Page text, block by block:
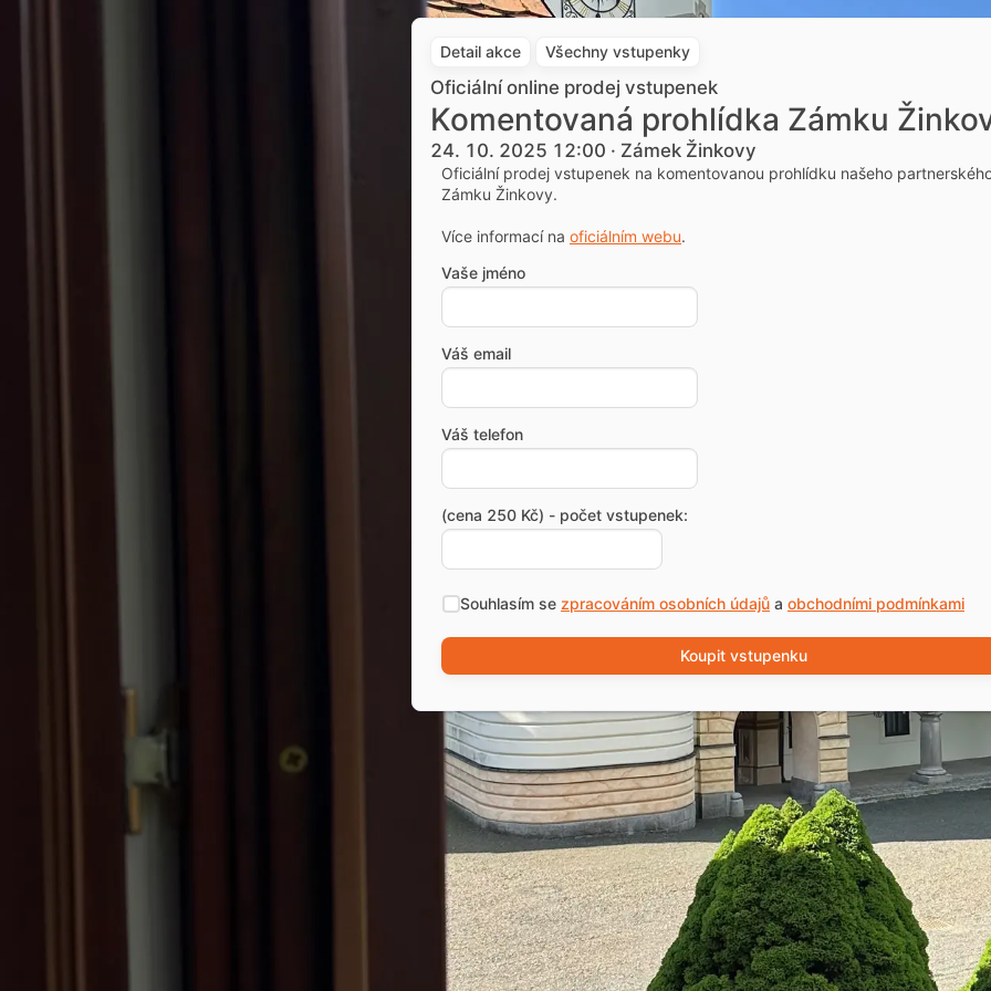
Detail akce Všechny vstupenky
Oficiální online prodej vstupenek
Komentovaná prohlídka Zámku
24. 10. 2025 12:00 · Zámek Žinkovy
Oficiální prodej vstupenek na komentovanou prohlídku našeho
Zámku Žinkovy.
Více informací na oficiálním webu.
Vaše jméno
Váš email
Váš telefon
(cena 250 Kč) - počet vstupenek:
Souhlasím se zpracováním osobních údajů a obchodními podmínkami
Koupit vstupenku